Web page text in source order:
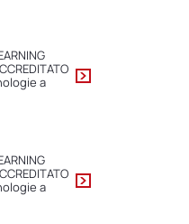
a
a